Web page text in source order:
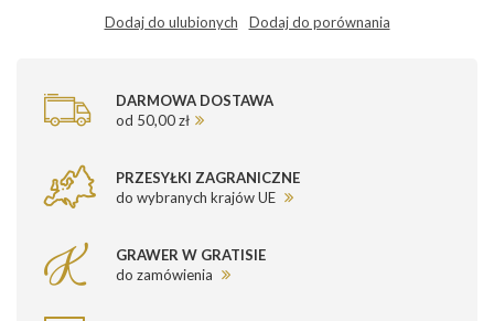
Dodaj do ulubionych Dodaj do porównania
DARMOWA DOSTAWA
od 50,00 zł
PRZESYŁKI ZAGRANICZNE
do wybranych krajów UE
GRAWER W GRATISIE
do zamówienia